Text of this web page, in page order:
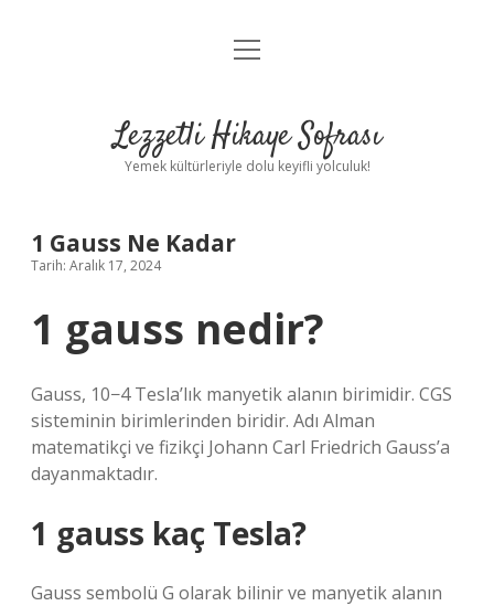
Anasayfa
Yasal Uyarı
menüyü
Lezzetli Hikaye Sofrası
Yemek kültürleriyle dolu keyifli yolculuk!
1 Gauss Ne Kadar
Tarih: Aralık 17, 2024
1 gauss nedir?
Gauss, 10−4 Tesla’lık manyetik alanın birimidir. CGS
sisteminin birimlerinden biridir. Adı Alman
matematikçi ve fizikçi Johann Carl Friedrich Gauss’a
dayanmaktadır.
1 gauss kaç Tesla?
Gauss sembolü G olarak bilinir ve manyetik alanın